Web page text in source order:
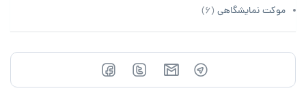
موکت نمایشگاهی (6)